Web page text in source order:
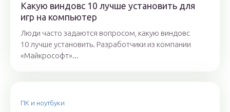
Какую виндовс 10 лучше установить для
игр на компьютер
Люди часто задаются вопросом, какую виндовс
10 лучше установить. Разработчики из компании
«Майкрософт»...
ПК и ноутбуки